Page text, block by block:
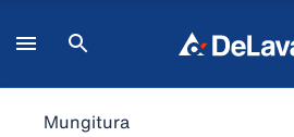
Mungitura